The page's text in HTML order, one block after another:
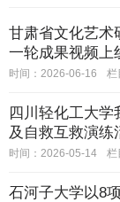
甘肃省文化艺术
一轮成果视频上
时间：2026-06-16 栏
四川轻化工大学
及自救互救演练
时间：2026-05-14 栏
石河子大学以8